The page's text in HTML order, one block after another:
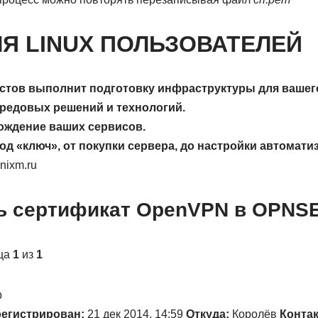
LINUX ПОЛЬЗОВАТЕЛЕЙ
выполнит подготовку инфраструктуры для
решений и технологий.
ваших сервисов.
«ключ», от покупки сервера, до настройки
сертификат OpenVPN в
1из 1
21 дек 2014, 14:59 Откуда: Королёв